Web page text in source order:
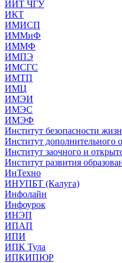
ИИТ ЧГУ
ИКТ
ИМИСП
ИММиФ
ИММФ
ИМПЭ
ИМСГС
ИМТП
ИМЦ
ИМЭИ
ИМЭС
ИМЭФ
Институт безопасности
Институт дополнительного
Институт заочного и
Институт развития
ИнТехно
ИНУПБТ (Калуга)
Инфолайн
Инфоурок
ИНЭП
ИПАП
ИПИ
ИПК Тула
ИПКИПЮР